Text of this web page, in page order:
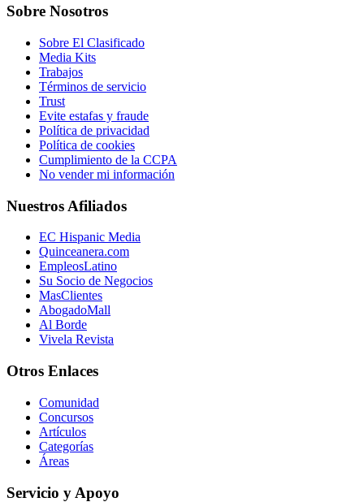
Sobre Nosotros
Sobre El Clasificado
Media Kits
Trabajos
Términos de servicio
Trust
Evite estafas y fraude
Política de privacidad
Política de cookies
Cumplimiento de la CCPA
No vender mi información
Nuestros Afiliados
EC Hispanic Media
Quinceanera.com
EmpleosLatino
Su Socio de Negocios
MasClientes
AbogadoMall
Al Borde
Vivela Revista
Otros Enlaces
Comunidad
Concursos
Artículos
Categorías
Áreas
Servicio y Apoyo